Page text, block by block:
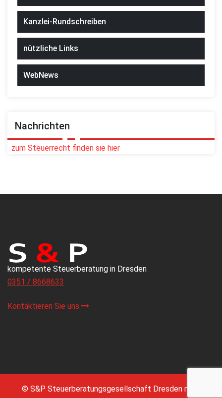
Kanzlei-Rundschreiben
nützliche Links
WebNews
Nachrichten
zum Steuerrecht finden sie hier
kompetente Steuerberatung in Dresden
0351 / 8668633
Kontaktieren Sie uns
© S&P Steuerberatungsgesellschaft Dresden mbH